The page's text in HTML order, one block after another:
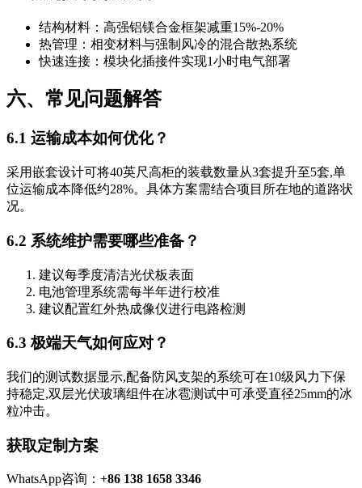
结构材料：高强铝镁合金框架减重15%-20%
热管理：相变材料与强制风冷的混合散热系统
快速连接：模块化插接件实现1小时电气部署
六、常见问题解答
6.1 运输成本如何优化？
采用嵌套设计可将40英尺高柜的装载数量从3套提升至5套,单
位运输成本降低约28%。具体方案需结合项目所在地的道路状
况。
6.2 系统维护需要哪些准备？
建议每季度清洁光伏板表面
电池管理系统需每半年进行校准
建议配置红外热成像仪进行电路检测
6.3 极端天气如何应对？
我们的测试数据显示,配备防风支架的系统可在10级风力下保
持稳定,双层光伏玻璃组件在冰雹测试中可承受直径25mm的冰
粒冲击。
获取定制方案
WhatsApp咨询： +86 138 1658 3346